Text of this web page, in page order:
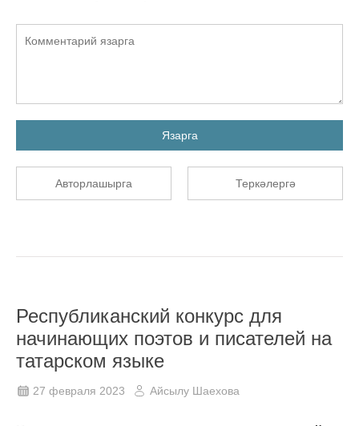
Язарга
Авторлашырга Теркәлергә
Республиканский конкурс для
начинающих поэтов и писателей на
татарском языке
27 февраля 2023 Айсылу Шаехова